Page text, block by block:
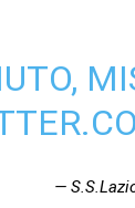
—